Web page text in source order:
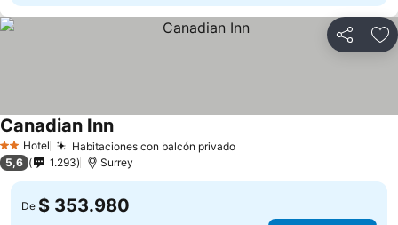
Compartir
2 Estrellas
Hotel Habitaciones con balcón privado
Canadian Inn
5,6 1.293 Surrey
De $ 353.980